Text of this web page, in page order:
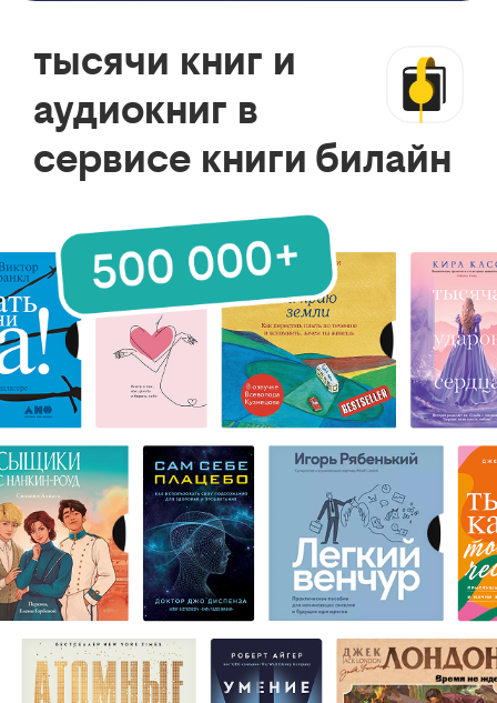
тысячи книг и
аудиокниг в
сервисе книги билайн